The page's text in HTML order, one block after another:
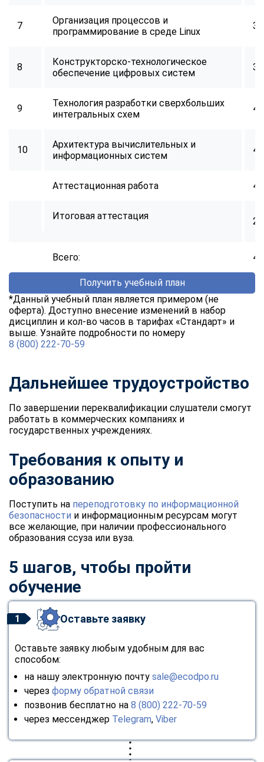
7
Организация процессов и
программирование в среде Linux
32
8
Конструкторско-технологическое
обеспечение цифровых систем
34
9
Технология разработки сверхбольших
интегральных схем
40
10
Архитектура вычислительных и
информационных систем
40
Аттестационная работа 40
Итоговая аттестация 2
Всего:
Получить учебный план
*Данный учебный план является примером (не
оферта). Доступно внесение изменений в набор
дисциплин и кол-во часов в тарифах «Стандарт» и
выше. Узнайте подробности по номеру
8 (800) 222-70-59
Дальнейшее трудоустройство
По завершении переквалификации слушатели смогут
работать в коммерческих компаниях и
государственных учреждениях.
Требования к опыту и
образованию
Поступить на переподготовку по информационной
безопасности и информационным ресурсам могут
все желающие, при наличии профессионального
образования ссуза или вуза.
5 шагов, чтобы пройти
обучение
1 Оставьте заявку
Оставьте заявку любым удобным для вас
способом:
на нашу электронную почту sale@ecodpo.ru
через форму обратной связи
позвонив бесплатно на 8 (800) 222-70-59
через мессенджер Telegram, Viber